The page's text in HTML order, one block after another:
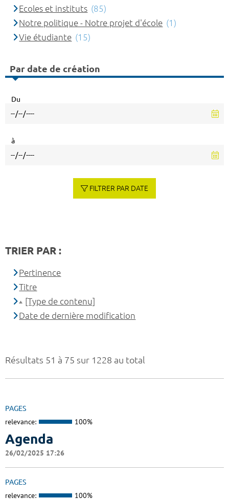
Résultats 51 à 75 sur 1228 au total
PAGES
relevance: 100%
Agenda
26/02/2025 17:26
PAGES
relevance: 100%
Ecoles et instituts (85)
Notre politique - Notre projet d'école (1)
Vie étudiante (15)
Par date de création
Du
à
FILTRER PAR DATE
TRIER PAR :
Pertinence
Titre
[Type de contenu]
Date de dernière modification